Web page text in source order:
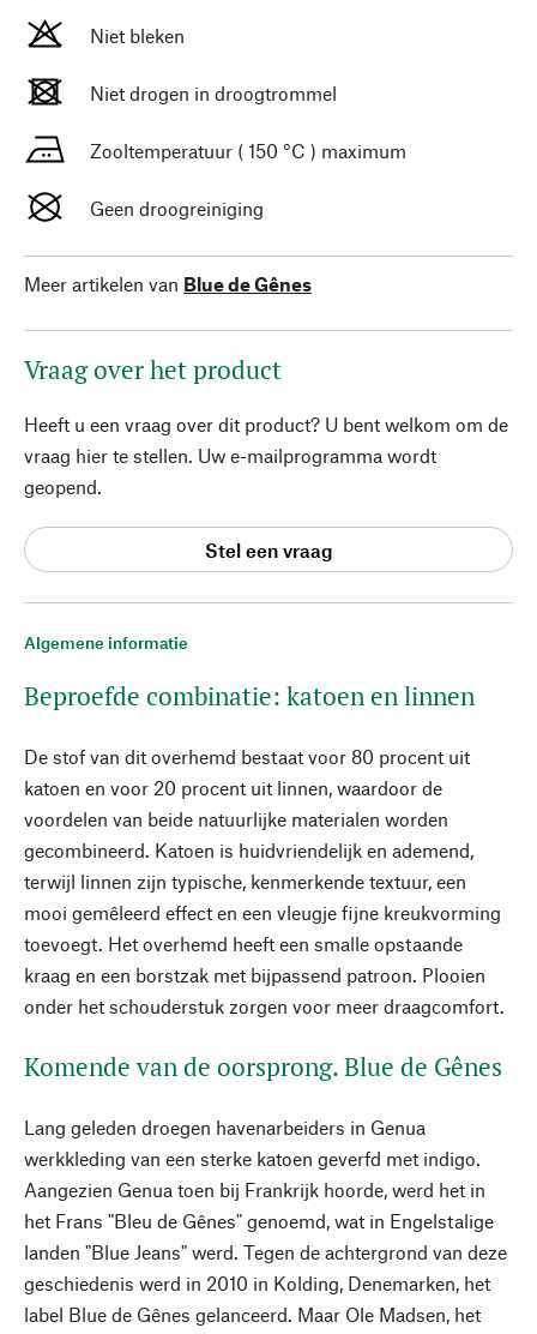
Algemene informatie
Beproefde combinatie: katoen en linnen
De stof van dit overhemd bestaat voor 80 procent uit
katoen en voor 20 procent uit linnen, waardoor de
voordelen van beide natuurlijke materialen worden
gecombineerd. Katoen is huidvriendelijk en ademend,
terwijl linnen zijn typische, kenmerkende textuur, een
mooi gemêleerd effect en een vleugje fijne kreukvorming
toevoegt. Het overhemd heeft een smalle opstaande
kraag en een borstzak met bijpassend patroon. Plooien
onder het schouderstuk zorgen voor meer draagcomfort.
Komende van de oorsprong. Blue de Gênes
Lang geleden droegen havenarbeiders in Genua
werkkleding van een sterke katoen geverfd met indigo.
Aangezien Genua toen bij Frankrijk hoorde, werd het in
het Frans "Bleu de Gênes" genoemd, wat in Engelstalige
landen "Blue Jeans" werd. Tegen de achtergrond van deze
geschiedenis werd in 2010 in Kolding, Denemarken, het
label Blue de Gênes gelanceerd. Maar Ole Madsen, het
Niet bleken
Niet drogen in droogtrommel
Zooltemperatuur ( 150 °C ) maximum
Geen droogreiniging
Meer artikelen van Blue de Gênes
Vraag over het product
Heeft u een vraag over dit product? U bent welkom om de
vraag hier te stellen. Uw e-mailprogramma wordt
geopend.
Stel een vraag